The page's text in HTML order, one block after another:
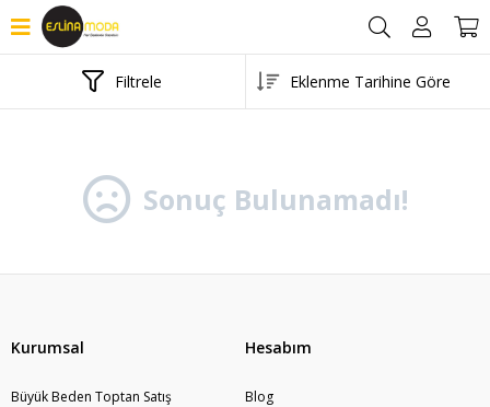
Filtrele
Sonuç Bulunamadı!
Kurumsal
Büyük Beden Toptan Satış
Hesabım
Blog